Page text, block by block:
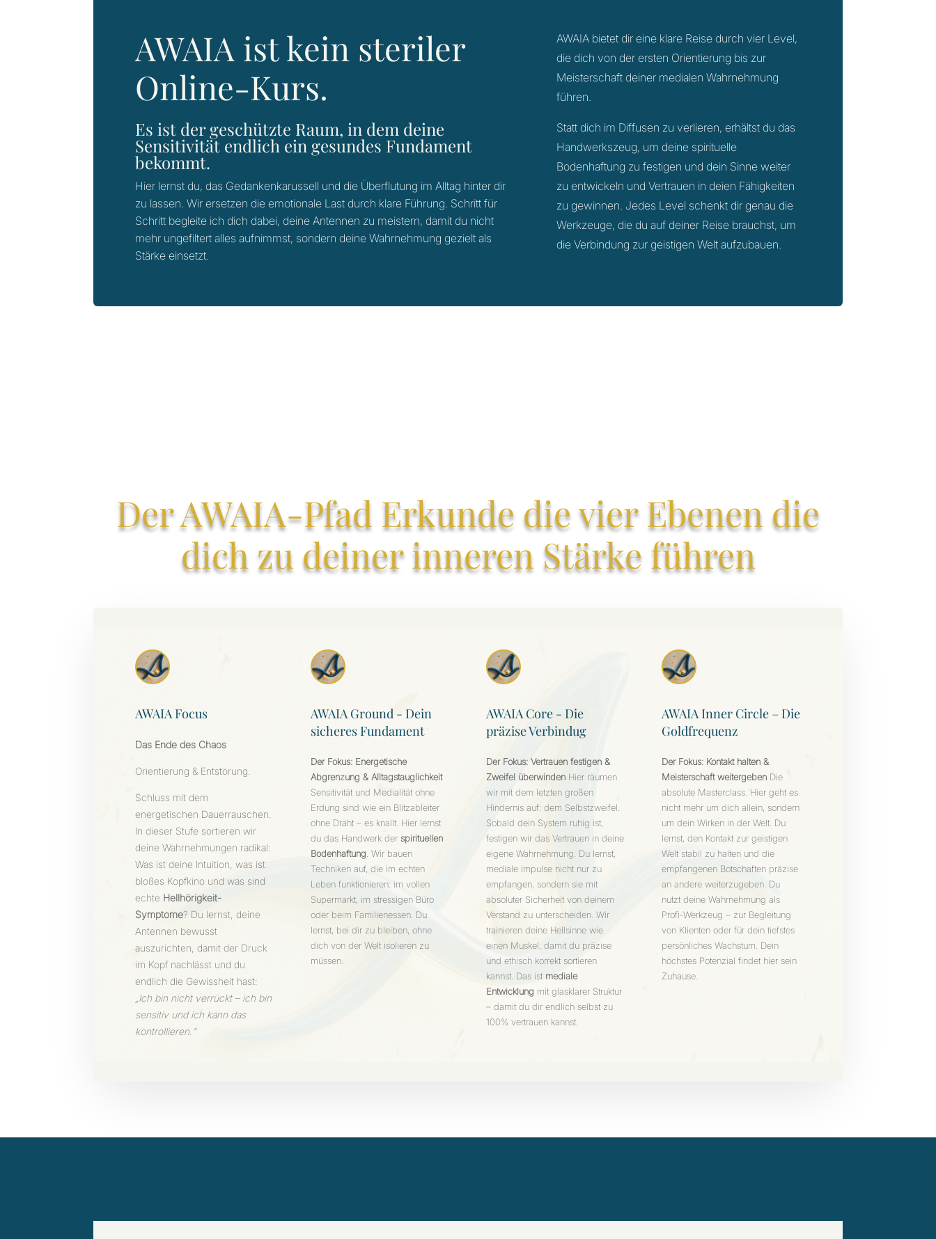
AWAIA ist kein steriler
Online-Kurs.
Es ist der geschützte Raum, in dem deine
Sensitivität endlich ein gesundes Fundament
bekommt.
Hier lernst du, das Gedankenkarussell und die Überflutung im Alltag hinter dir
zu lassen. Wir ersetzen die emotionale Last durch klare Führung. Schritt für
Schritt begleite ich dich dabei, deine Antennen zu meistern, damit du nicht
mehr ungefiltert alles aufnimmst, sondern deine Wahrnehmung gezielt als
Stärke einsetzt.
AWAIA bietet dir eine klare Reise durch vier Level,
die dich von der ersten Orientierung bis zur
Meisterschaft deiner medialen Wahrnehmung
führen.
Statt dich im Diffusen zu verlieren, erhältst du das
Handwerkszeug, um deine spirituelle
Bodenhaftung zu festigen und dein Sinne weiter
zu entwickeln und Vertrauen in deien Fähigkeiten
zu gewinnen. Jedes Level schenkt dir genau die
Werkzeuge, die du auf deiner Reise brauchst, um
die Verbindung zur geistigen Welt aufzubauen.
Der AWAIA-Pfad Erkunde die vier Ebenen die
dich zu deiner inneren Stärke führen
AWAIA Focus
Das Ende des Chaos
Orientierung & Entstörung.
Schluss mit dem
energetischen Dauerrauschen.
In dieser Stufe sortieren wir
deine Wahrnehmungen radikal:
Was ist deine Intuition, was ist
bloßes Kopfkino und was sind
echte Hellhörigkeit-
Symptome? Du lernst, deine
Antennen bewusst
auszurichten, damit der Druck
im Kopf nachlässt und du
endlich die Gewissheit hast:
„Ich bin nicht verrückt – ich bin
sensitiv und ich kann das
kontrollieren.“
AWAIA Ground - Dein
sicheres Fundament
Der Fokus: Energetische
Abgrenzung & Alltagstauglichkeit
Sensitivität und Medialität ohne
Erdung sind wie ein Blitzableiter
ohne Draht – es knallt. Hier lernst
du das Handwerk der spirituellen
Bodenhaftung. Wir bauen
Techniken auf, die im echten
Leben funktionieren: im vollen
Supermarkt, im stressigen Büro
oder beim Familienessen. Du
lernst, bei dir zu bleiben, ohne
dich von der Welt isolieren zu
müssen.
AWAIA Core - Die
präzise Verbindug
Der Fokus: Vertrauen festigen &
Zweifel überwinden Hier räumen
wir mit dem letzten großen
Hindernis auf: dem Selbstzweifel.
Sobald dein System ruhig ist,
festigen wir das Vertrauen in deine
eigene Wahrnehmung. Du lernst,
mediale Impulse nicht nur zu
empfangen, sondern sie mit
absoluter Sicherheit von deinem
Verstand zu unterscheiden. Wir
trainieren deine Hellsinne wie
einen Muskel, damit du präzise
und ethisch korrekt sortieren
kannst. Das ist mediale
Entwicklung mit glasklarer Struktur
– damit du dir endlich selbst zu
100% vertrauen kannst.
AWAIA Inner Circle – Die
Goldfrequenz
Der Fokus: Kontakt halten &
Meisterschaft weitergeben Die
absolute Masterclass. Hier geht es
nicht mehr um dich allein, sondern
um dein Wirken in der Welt. Du
lernst, den Kontakt zur geistigen
Welt stabil zu halten und die
empfangenen Botschaften präzise
an andere weiterzugeben. Du
nutzt deine Wahrnehmung als
Profi-Werkzeug – zur Begleitung
von Klienten oder für dein tiefstes
persönliches Wachstum. Dein
höchstes Potenzial findet hier sein
Zuhause.